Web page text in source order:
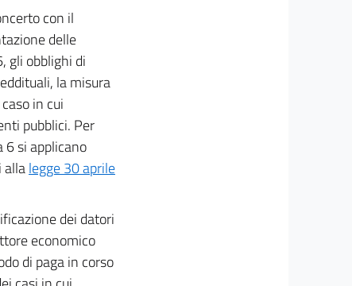
con il
delle
gli obblighi di
la misura
in cui
pubblici. Per
6 si applicano
allalegge 30 aprile
dei datori
economico
di paga in corso